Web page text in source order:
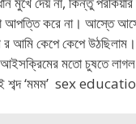
আপত্তি করে না। আস্তে
আমি কেপে কেপে
মতো চুষতে
শব্দ ‘মমম’ sex